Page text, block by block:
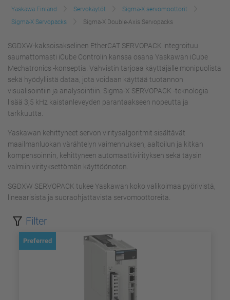
Yaskawa Finland Servokäytöt
Sigma-X servomoottorit
Sigma-X Servopacks
Sigma-X Double-Axis Servopacks
SGDXW-kaksoisakselinen EtherCAT SERVOPACK integroituu
saumattomasti iCube Controlin kanssa osana Yaskawan iCube
Mechatronics -konseptia. Vahvistin tarjoaa käyttäjälle monipuolista
sekä hyödyllistä dataa, jota voidaan käyttää tuotannon
visualisointiin ja analysointiin. Sigma-X SERVOPACK -teknologia
lisää 3,5 kHz kaistanleveyden parantaakseen nopeutta ja
tarkkuutta.
Yaskawan kehittyneet servon viritysalgoritmit sisältävät
maailmanluokan värähtelyn vaimennuksen, aaltoilun ja kitkan
kompensoinnin, kehittyneen automaattivirityksen sekä täysin
valmiin virityksettömän käyttöönoton.
SGDXW SERVOPACK tukee Yaskawan koko valikoimaa pyörivistä,
lineaarisista ja suoraohjattavista servomoottoreita.
Filter
Preferred